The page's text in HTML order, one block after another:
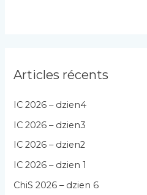
Articles récents
IC 2026 – dzien4
IC 2026 – dzien3
IC 2026 – dzien2
IC 2026 – dzien 1
ChiS 2026 – dzien 6